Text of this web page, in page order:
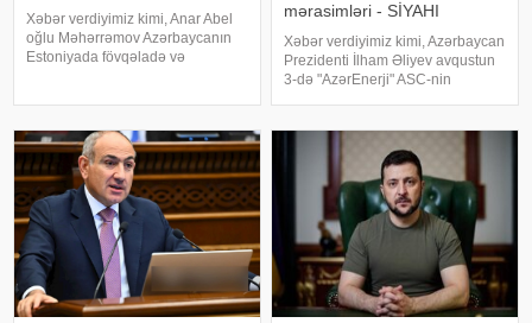
Xəbər verdiyimiz kimi, Anar Abel
oğlu Məhərrəmov Azərbaycanın
Estoniyada fövqəladə və
Nağdəliyev Azərbaycanın
Estoniyada fövqəlad
mərasimləri - SİYAHI
Xəbər verdiyimiz kimi, Azərbaycan
Prezidenti İlham Əliyev avqustun
3-də "AzərEnerji" ASC-nin
açılışında iştirak edib. Dövlət
başçısı cari ilin ötə